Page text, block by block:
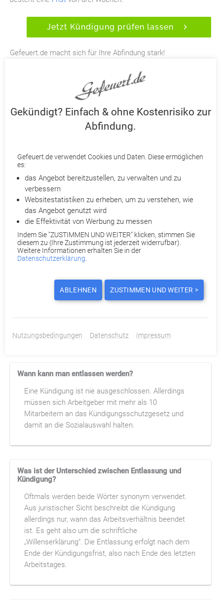
Jetzt Kündigung prüfen lassen
Gefeuert.de macht sich für Ihre Abfindung stark!
Ihnen wurde gekündigt? Holen Sie ohne Kostenrisiko das
Gefeuert.deheraus. Je nach Fall ist eine
Abfindung, Kündigungsrücknahme, Terminverschiebung oder
Wandlung einer außerordentlichen Kündigung in eine
ordentliche möglich. Qualifizierte Partneranwälte prüfen
detailliert Ihre Kündigung und beraten Sie telefonisch. Reichen
dabei keine Anwalts- und Verfahrenskosten. Denn diese
werden entweder von uns oder Ihrer
Rechtsschutzversicherung übernommen. Eine Provision für
Nichtrechtsschutzversicherte fällt nur im Erfolgsfall an. Sind
Sie rechtsschutzversichert? Dann übernehmen wir zusätzlich
Ihre Selbstbeteiligung.
Häufige Fragen
Bei einer Entlassung wird einem erlaubt, etwas zu
verlassen. So kann beispielsweise ein Arbeitgeber
seinen Verpflichtungen entlassen. Der Arbeitgeber
Wann kann man entlassen werden?
Eine Kündigung ist nie ausgeschlossen. Allerdings
müssen sich Arbeitgeber mit mehr als 10
Mitarbeitern an das Kündigungsschutzgesetz und
damit an die Sozialauswahl halten.
Was ist der Unterschied zwischen Entlassung und
Kündigung?
Oftmals werden beide Wörter synonym verwendet.
Aus juristischer Sicht beschreibt die Kündigung
allerdings nur, wann das Arbeitsverhältnis beendet
ist. Es geht also um die schriftliche
„Willenserklärung“. Die Entlassung erfolgt nach dem
Ende der Kündigungsfrist, also nach Ende des letzten
Arbeitstages.
Gekündigt? Einfach & ohne Kostenrisiko zur
Abfindung.
Gefeuert.de verwendet Cookies und Daten. Diese ermöglichen
es:
das Angebot bereitzustellen, zu verwalten und zu
verbessern
Websitestatistiken zu erheben, um zu verstehen, wie
das Angebot genutzt wird
die Effektivität von Werbung zu messen
Indem Sie "ZUSTIMMEN UND WEITER" klicken, stimmen Sie
diesem zu (Ihre Zustimmung ist jederzeit widerrufbar).
Weitere Informationen erhalten Sie in der
Datenschutzerklärung
ABLEHNEN ZUSTIMMEN UND WEITER >
Nutzungsbedingungen Datenschutz Impressum